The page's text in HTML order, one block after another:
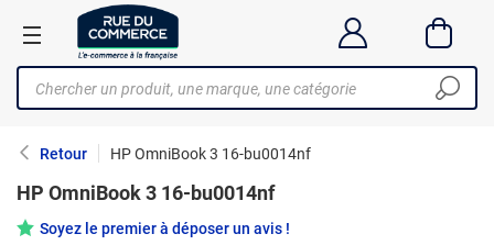
Retour HP OmniBook 3 16-bu0014nf
HP OmniBook 3 16-bu0014nf
Soyez le premier à déposer un avis !